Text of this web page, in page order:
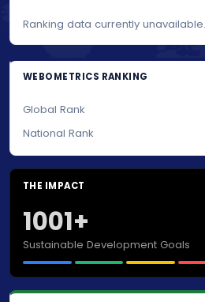
Ranking data currently unavailable.
WEBOMETRICS RANKING
Global Rank
National Rank
THE IMPACT
1001+
Sustainable Development Goals